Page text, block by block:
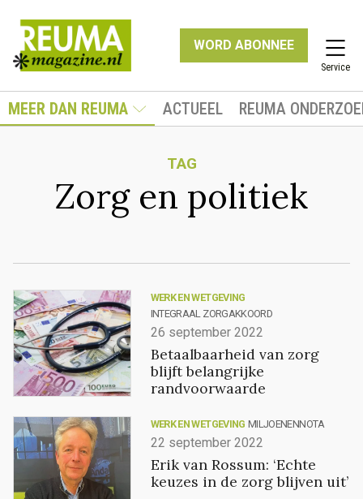
WORD ABONNEE
Service
MEER DAN REUMA ACTUEEL REUMA
TAG
Zorg en politiek
WERK EN WETGEVING
INTEGRAAL ZORGAKKOORD
26 september 2022
Betaalbaarheid van zorg
blijft belangrijke
randvoorwaarde
WERK EN WETGEVING MILJOENENNOTA
22 september 2022
Erik van Rossum: ‘Echte
keuzes in de zorg blijven uit’